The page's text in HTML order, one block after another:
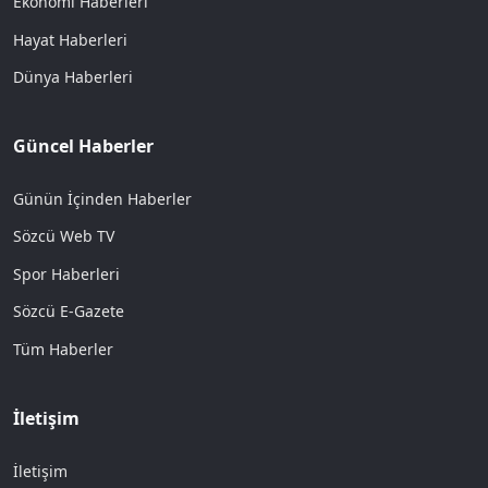
Hayat Haberleri
Dünya Haberleri
Güncel Haberler
Günün İçinden Haberler
Sözcü Web TV
Spor Haberleri
Sözcü E-Gazete
Tüm Haberler
İletişim
İletişim